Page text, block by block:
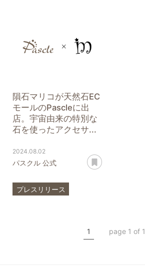
隕石マリコが天然石EC
モールのPascleに出
店。宇宙由来の特別な
石を使ったアクセサ...
2024.08.02
パスクル 公式
プレスリリース
1
page 1 of 1